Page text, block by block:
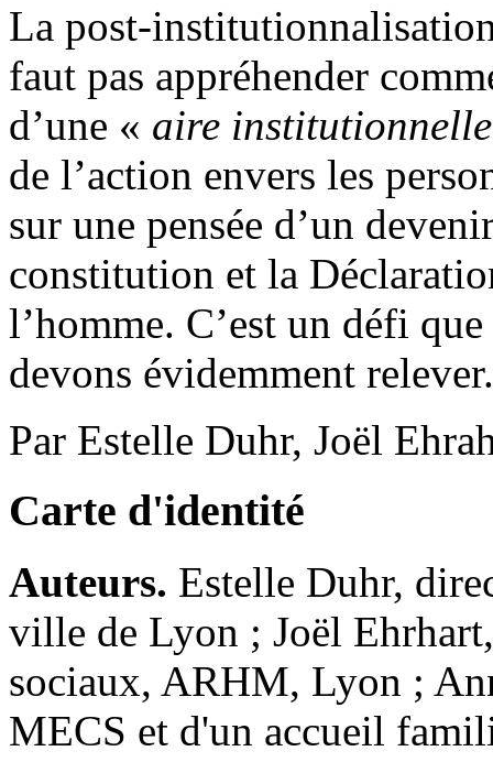
La post-
faut pas appréhender
d’une « aire
de l’action envers les
sur une pensée d’un
constitution et la
l’homme. C’est un défi
devons évidemment relever.
Par Estelle Duhr, Joël
Carte d'identité
Auteurs. Estelle Duhr,
ville de Lyon ; Joël
sociaux, ARHM, Lyon ;
MECS et d'un accueil